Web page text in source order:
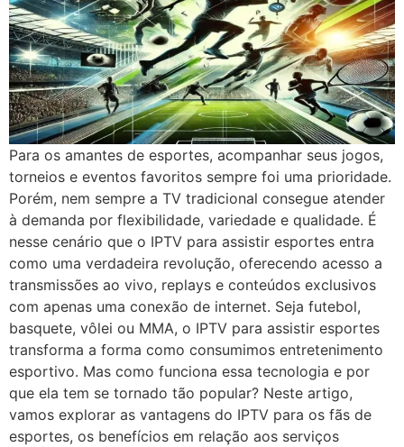
Para os amantes de esportes, acompanhar seus jogos,
torneios e eventos favoritos sempre foi uma prioridade.
Porém, nem sempre a TV tradicional consegue atender
à demanda por flexibilidade, variedade e qualidade. É
nesse cenário que o IPTV para assistir esportes entra
como uma verdadeira revolução, oferecendo acesso a
transmissões ao vivo, replays e conteúdos exclusivos
com apenas uma conexão de internet. Seja futebol,
basquete, vôlei ou MMA, o IPTV para assistir esportes
transforma a forma como consumimos entretenimento
esportivo. Mas como funciona essa tecnologia e por
que ela tem se tornado tão popular? Neste artigo,
vamos explorar as vantagens do IPTV para os fãs de
esportes, os benefícios em relação aos serviços